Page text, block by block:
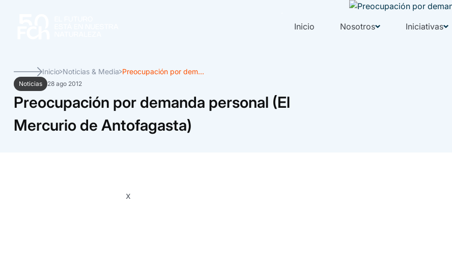
Inicio Nosotros Iniciativas
Inicio Noticias & Media Preocupación por dem...
Noticias 28 ago 2012
Preocupación por demanda personal (El
Mercurio de Antofagasta)
x